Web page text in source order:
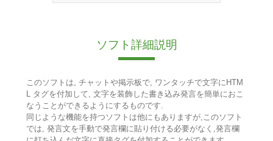
ソフト詳細説明
このソフトは, チャットや掲示板で, ワンタッチで文字にHTM
L タグを付加して, 文字を装飾した書き込み発言を簡単におこ
なうことができるようにするものです.
同じような機能を持つソフトは他にもありますが,このソフト
では, 発言文を手動で発言欄に貼り付ける必要がなく,発言欄